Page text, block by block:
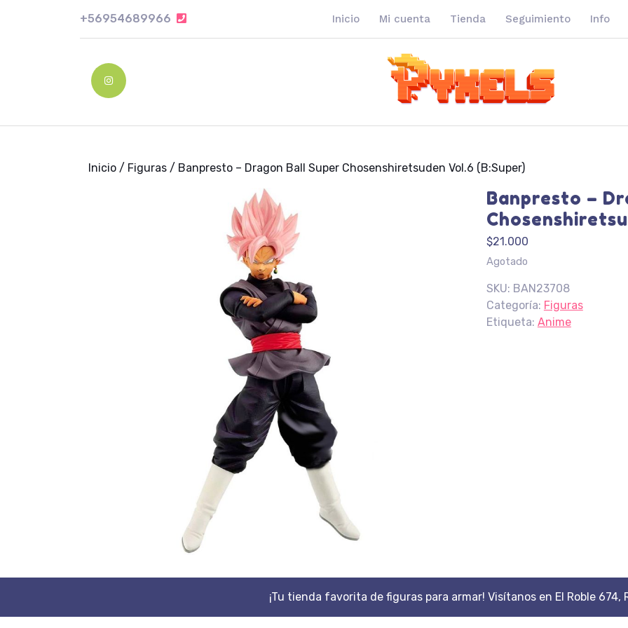
+56954689966 +56954689966 Inicio Mi cuenta Tienda Seguimiento Info
Instagram
Inicio / Figuras / Banpresto – Dragon Ball Super Chosenshiretsuden Vol.6 (B:Super)
Banpresto –
$21.000
Agotado
SKU: BAN23708
Categoría: Figuras
Etiqueta: Anime
¡Tu tienda favorita de figuras para armar! Visítanos en El Roble 674,